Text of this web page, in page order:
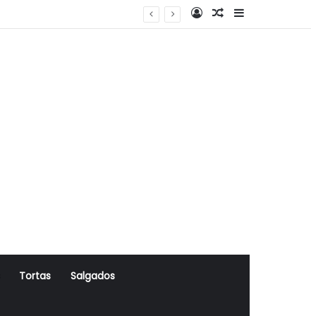
Log InArtigo Aleatório
Sidebar
Tortas Salgados